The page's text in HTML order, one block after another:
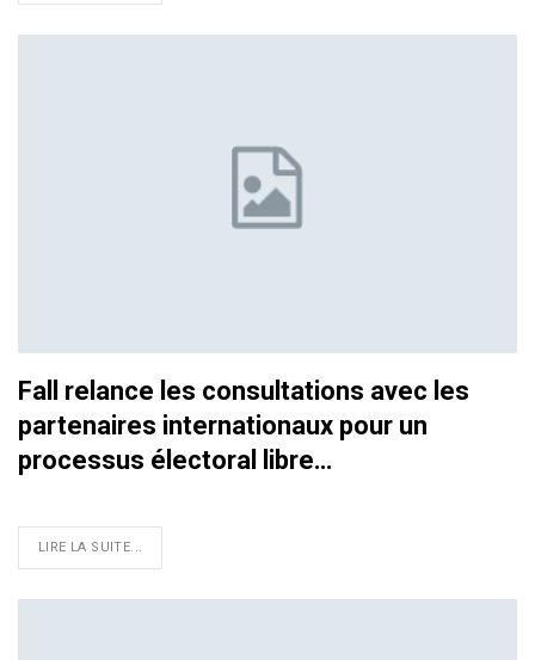
Fall relance les consultations avec les
partenaires internationaux pour un
processus électoral libre…
LIRE LA SUITE...